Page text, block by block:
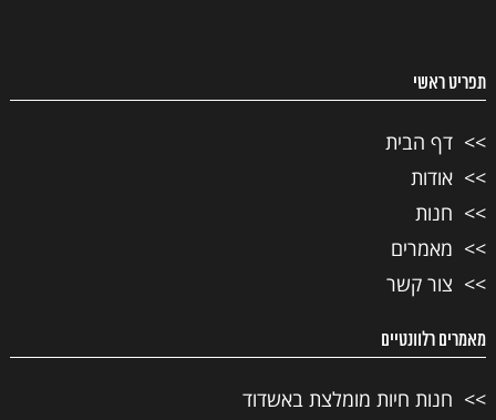
תפריט ראשי
דף הבית
אודות
חנות
מאמרים
צור קשר
מאמרים רלוונטיים
חנות חיות מומלצת באשדוד